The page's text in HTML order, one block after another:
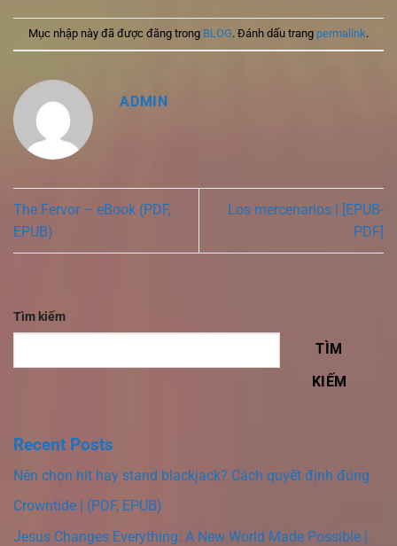
Mục nhập này đã được đăng trong BLOG. Đánh dấu trang permalink.
ADMIN
The Fervor – eBook (PDF,
EPUB)
Los mercenarios | [EPUB-
PDF]
Tìm kiếm
TÌM
KIẾM
Recent Posts
Nên chọn hit hay stand blackjack? Cách quyết định đúng
Crowntide | (PDF, EPUB)
Jesus Changes Everything: A New World Made Possible |